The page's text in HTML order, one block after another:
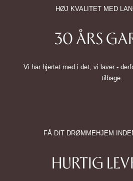
HØJ KVALITET MED
30 ÅRS
Vi har hjertet med i det, vi laver -
tilbage.
FÅ DIT DRØMMEHJEM
HURTIG